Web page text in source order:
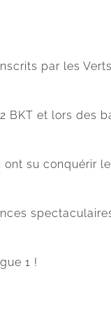
par les
BKT et lors des
su conquérir
1 !